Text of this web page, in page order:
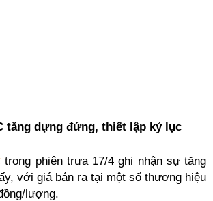
tăng dựng đứng, thiết lập kỷ lục
trong phiên trưa 17/4 ghi nhận sự tăng
với giá bán ra tại một số thương hiệu
lượng.